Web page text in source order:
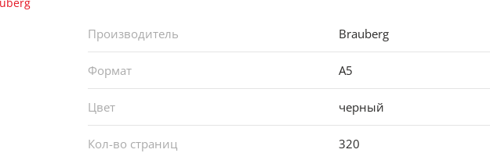
Производитель Brauberg
Формат А5
Цвет черный
Кол-во страниц 320